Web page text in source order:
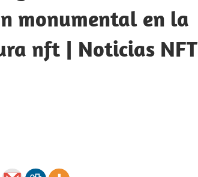
monumental en la
nft | Noticias NFT